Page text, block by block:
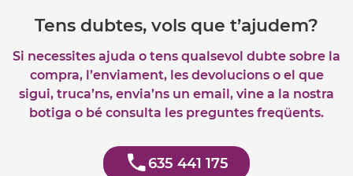
Tens dubtes, vols que t’ajudem?
Si necessites ajuda o tens qualsevol dubte sobre la
compra, l’enviament, les devolucions o el que
sigui, truca’ns, envia’ns un email, vine a la nostra
botiga o bé consulta les preguntes freqüents.
635 441 175